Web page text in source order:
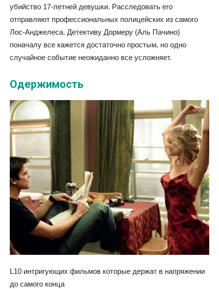
убийство 17-летней девушки. Расследовать его
отправляют профессиональных полицейских из самого
Лос-Анджелеса. Детективу Дормеру (Аль Пачино)
поначалу все кажется достаточно простым, но одно
случайное событие неожиданно все усложняет.
Одержимость
L10 интригующих фильмов которые держат в напряжении
до самого конца